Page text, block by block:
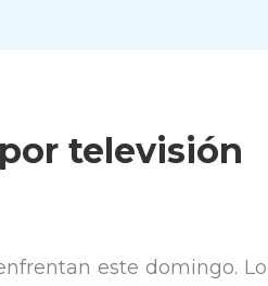
televisión
este domingo. Lo